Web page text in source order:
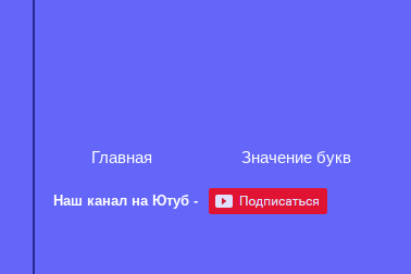
Главная Значение букв
Наш канал на Ютуб -